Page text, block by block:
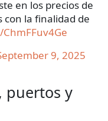
en los precios de
con la finalidad de
9, 2025
puertos y